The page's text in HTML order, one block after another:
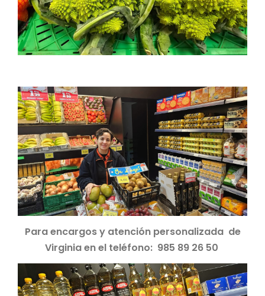
Para encargos y atención personalizada de
Virginia en el teléfono: 985 89 26 50